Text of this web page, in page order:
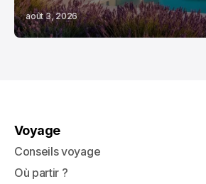
août 3, 2026
Voyage
Conseils voyage
Où partir ?